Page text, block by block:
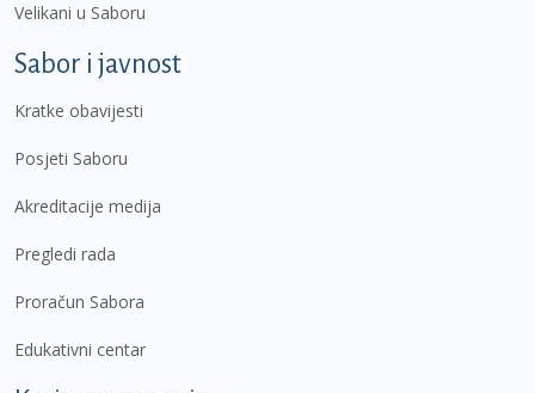
Velikani u Saboru
Sabor i javnost
Kratke obavijesti
Posjeti Saboru
Akreditacije medija
Pregledi rada
Proračun Sabora
Edukativni centar